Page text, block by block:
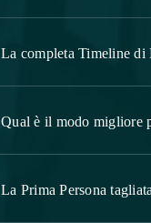
La completa Timeline di
Qual è il modo migliore
La Prima Persona